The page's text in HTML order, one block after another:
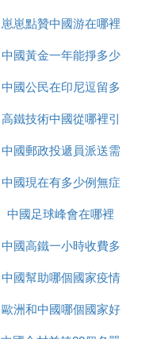
崽崽點贊中國游在哪裡
中國黃金一年能掙多少
錢
中國公民在印尼逗留多
久
高鐵技術中國從哪裡引
進
中國郵政投遞員派送需
要多久
中國現在有多少例無症
狀感染者
中國足球峰會在哪裡
中國高鐵一小時收費多
少
中國幫助哪個國家疫情
歐洲和中國哪個國家好